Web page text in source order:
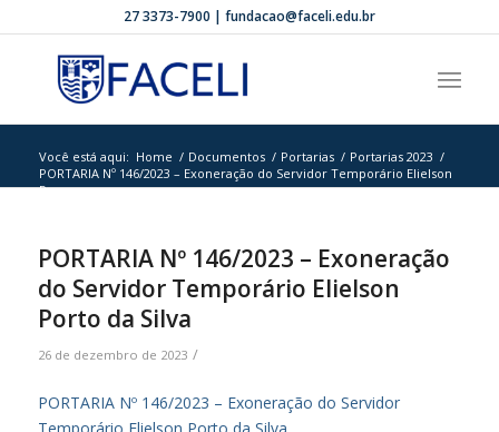
27 3373-7900 | fundacao@faceli.edu.br
Você está aqui: Home / Documentos / Portarias / Portarias 2023 /
PORTARIA Nº 146/2023 – Exoneração do Servidor Temporário Elielson
Por...
PORTARIA Nº 146/2023 – Exoneração
do Servidor Temporário Elielson
Porto da Silva
26 de dezembro de 2023 /
PORTARIA Nº 146/2023 – Exoneração do Servidor